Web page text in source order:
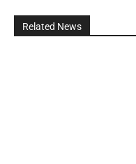
Related News